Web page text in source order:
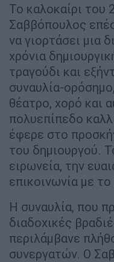
Το καλοκαίρι του
Σαββόπουλος
να γιορτάσει μια
χρόνια
τραγούδι και
συναυλία-
θέατρο, χορό και
πολυεπίπεδο
έφερε στο
του δημιουργού.
ειρωνεία, την
επικοινωνία με το
Η συναυλία, που
διαδοχικές
περιλάμβανε
συνεργατών. Ο